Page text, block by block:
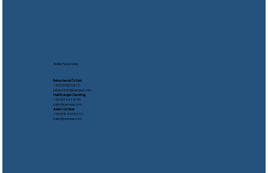
Yedek Parça Satış
Reha Hamdi Öztürk
​+90 533 503 05 13
rehaozturk@oempar.com
Halil Erdoğan Demirtaş
+90 537 441 97 99
satis@oempar.com
Adem Üstüner
+90 538 440 52 92
satis@oempar.com